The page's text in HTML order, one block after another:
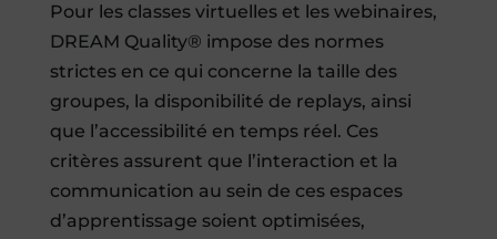
Pour les classes virtuelles et les webinaires,
DREAM Quality® impose des normes
strictes en ce qui concerne la taille des
groupes, la disponibilité de replays, ainsi
que l’accessibilité en temps réel. Ces
critères assurent que l’interaction et la
communication au sein de ces espaces
d’apprentissage soient optimisées,